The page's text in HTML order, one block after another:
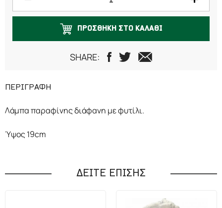
ΠΡΟΣΘΗΚΗ ΣΤΟ ΚΑΛΑΘΙ
SHARE:
ΠΕΡΙΓΡΑΦΗ
Λάμπα παραφίνης διάφανη με φυτίλι.
Ύψος 19cm
ΔΕΙΤΕ ΕΠΙΣΗΣ